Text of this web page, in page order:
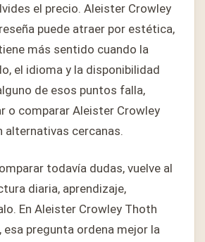
el precio. Aleister Crowley
puede atraer por estética,
más sentido cuando la
el idioma y la disponibilidad
de esos puntos falla,
o comparar Aleister Crowley
alternativas cercanas.
todavía dudas, vuelve al
diaria, aprendizaje,
En Aleister Crowley Thoth
esa pregunta ordena mejor la